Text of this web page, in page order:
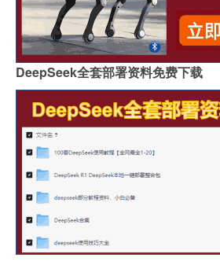
DeepSeek全套部署资料免费下载